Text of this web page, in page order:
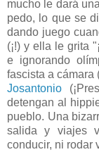
mucho le dará
pedo, lo que se
dando juego
(¡!) y ella le grita
e ignorando
fascista a cámara
Josantonio
detengan al
pueblo. Una
salida y viajes
conducir, ni rodar